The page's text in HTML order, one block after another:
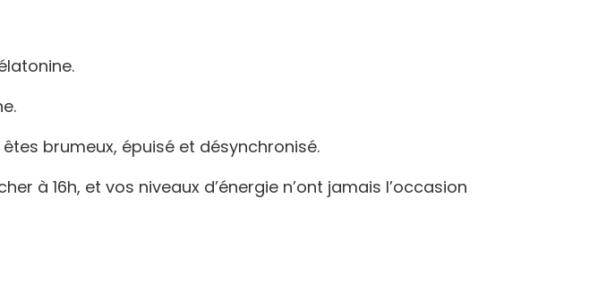
brumeux, épuisé et désynchronisé.
à 16h, et vos niveaux d’énergie n’ont jamais l’occasion